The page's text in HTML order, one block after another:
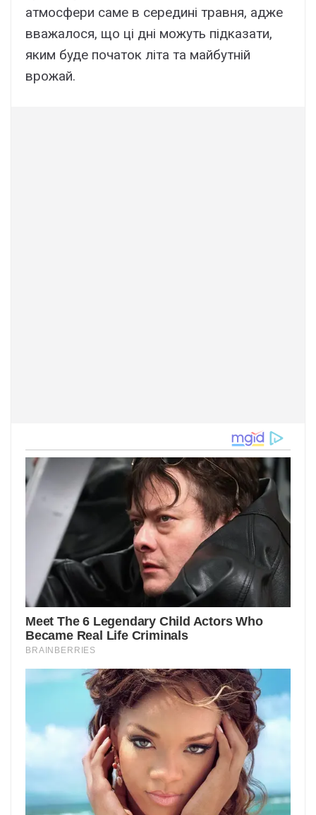
атмосфери саме в середині травня, адже
вважалося, що ці дні можуть підказати,
яким буде початок літа та майбутній
врожай.